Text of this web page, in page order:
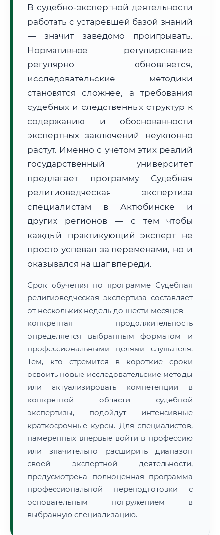
Формат учебы:
Дистанционно
🗺️ Зона обслуживания: г. Актюбинск
Расчет логистики оригиналов:
• Маршрут транзита: ~1 910 км
• Экспресс-доставка СДЭК / Почтой:
3–5 рабочих дней
📜 Документы и аккредитация ФИС ФРДО
🔍Нажмите на документ для увеличения и просмотра
В судебно-экспертной деятельности
работать с устаревшей базой знаний
— значит заведомо проигрывать.
Нормативное регулирование
регулярно обновляется,
исследовательские методики
становятся сложнее, а требования
судебных и следственных структур к
содержанию и обоснованности
экспертных заключений неуклонно
растут. Именно с учётом этих реалий
государственный университет
предлагает программу Судебная
религиоведческая экспертиза
специалистам в Актюбинске и
других регионов — с тем чтобы
каждый практикующий эксперт не
просто успевал за переменами, но и
оказывался на шаг впереди.
Срок обучения по программе Судебная
религиоведческая экспертиза составляет
от нескольких недель до шести месяцев —
конкретная продолжительность
определяется выбранным форматом и
профессиональными целями слушателя.
Тем, кто стремится в короткие сроки
освоить новые исследовательские методы
или актуализировать компетенции в
конкретной области судебной
экспертизы, подойдут интенсивные
краткосрочные курсы. Для специалистов,
намеренных впервые войти в профессию
или значительно расширить диапазон
своей экспертной деятельности,
предусмотрена полноценная программа
профессиональной переподготовки с
основательным погружением в
выбранную специализацию.